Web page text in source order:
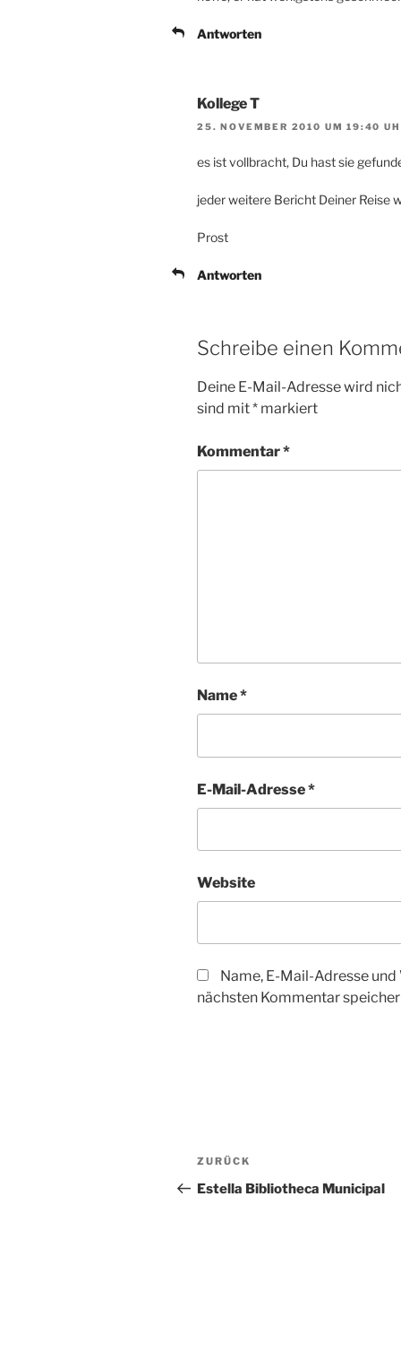
Antworten
Kollege T
25. NOVEMBER 2010 UM 19:40
es ist vollbracht, Du hast sie
jeder weitere Bericht Deiner Reise
Prost
Antworten
Schreibe einen
Deine E-Mail-Adresse wird
sind mit* markiert
Kommentar*
Name*
E-Mail-Adresse*
Website
Name, E-Mail-Adresse
nächsten Kommentar
Beitragsnavigation
Vorheriger
Beitrag
ZURÜCK
Estella Bibliotheca Municipal